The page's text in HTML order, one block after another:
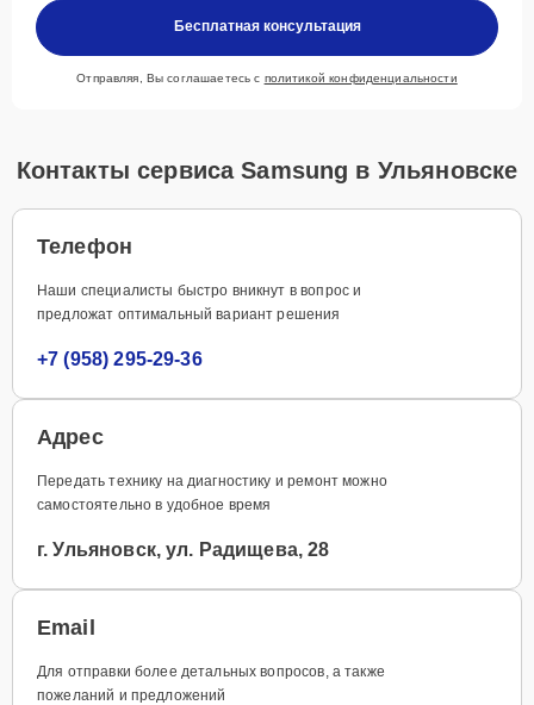
Бесплатная консультация
Отправляя, Вы соглашаетесь с политикой конфиденциальности
Контакты сервиса Samsung в Ульяновске
Телефон
Наши специалисты быстро вникнут в вопрос и
предложат оптимальный вариант решения
+7 (958) 295-29-36
Адрес
Передать технику на диагностику и ремонт можно
самостоятельно в удобное время
г. Ульяновск, ул. Радищева, 28
Email
Для отправки более детальных вопросов, а также
пожеланий и предложений